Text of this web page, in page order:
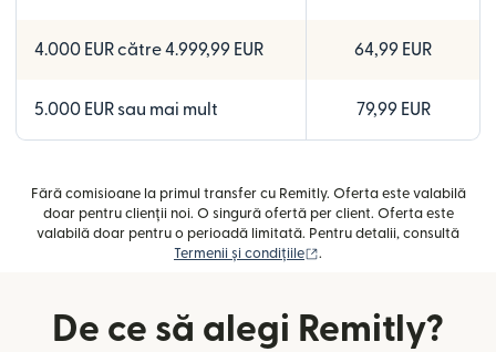
4.000 EUR către 4.999,99 EUR 64,99 EUR
5.000 EUR sau mai mult 79,99 EUR
Fără comisioane la primul transfer cu Remitly. Oferta este valabilă
doar pentru clienții noi. O singură ofertă per client. Oferta este
valabilă doar pentru o perioadă limitată. Pentru detalii, consultă
Termenii și condițiile
.
De ce să alegi Remitly?